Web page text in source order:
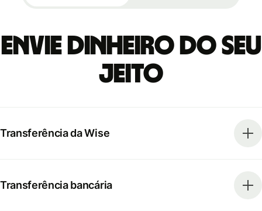
Envie dinheiro do seu
jeito
Transferência da Wise
Transferência bancária